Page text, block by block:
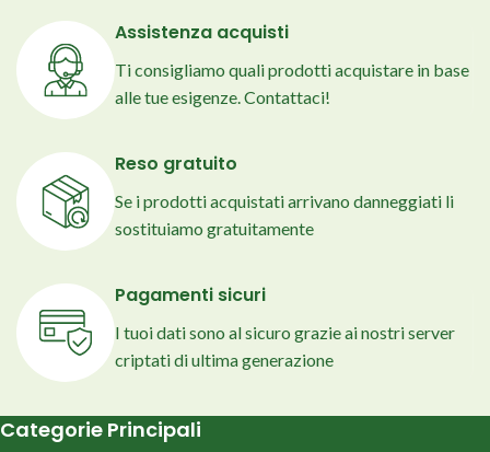
Assistenza acquisti
Ti consigliamo quali prodotti acquistare in base
alle tue esigenze. Contattaci!
Reso gratuito
Se i prodotti acquistati arrivano danneggiati li
sostituiamo gratuitamente
Pagamenti sicuri
I tuoi dati sono al sicuro grazie ai nostri server
criptati di ultima generazione
Categorie Principali